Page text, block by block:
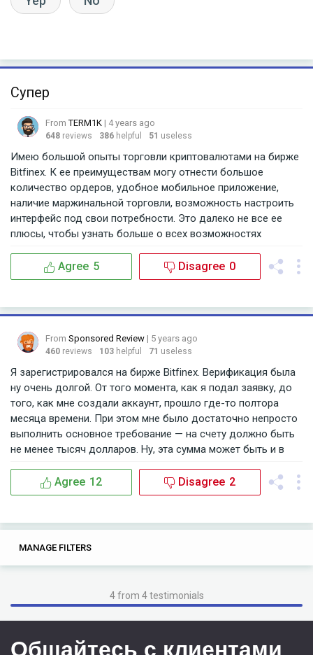
Супер
FromTERM1K | 4 years ago
648 reviews 386 helpful 51 useless
Имею большой опыты торговли криптовалютами на бирже
Bitfinex. К ее преимуществам могу отнести большое
количество ордеров, удобное мобильное приложение,
наличие маржинальной торговли, возможность настроить
интерфейс под свои потребности. Это далеко не все ее
плюсы, чтобы узнать больше о всех возможностях
опубликован на сайте.
Agree 5 Disagree 0
From Sponsored Review | 5 years ago
460 reviews 103 helpful 71 useless
Я зарегистрировался на бирже Bitfinex. Верификация была
ну очень долгой. От того момента, как я подал заявку, до
того, как мне создали аккаунт, прошло где-то полтора
месяца времени. При этом мне было достаточно непросто
выполнить основное требование — на счету должно быть
не менее тысяч долларов. Ну, эта сумма может быть и в
пришлось подзанять у отца и друзей, чтобы пройти фейс-
контроль. В целом, мне это нравится, создает ощущение
Так что те, кто ищет себе просто удобный кошелек для
крипты, могут идти мимо. Я немного подмаржил на том, что
очень радует), это тоговля вне биржи. Отдельно хочу
поблагодарить разрабов для функцию бумажного
гипотезы без малейших рисков. В целом, платформа
Agree 12 Disagree 2
TAGS 7
MANAGE FILTERS
4 from 4 testimonials
Общайтесь с клиентами